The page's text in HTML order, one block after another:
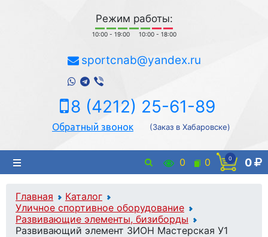
Режим работы:
10:00 - 19:00 10:00 - 18:00
sportcnab@yandex.ru
8 (4212) 25-61-89
Обратный звонок (Заказ в Хабаровске)
0 0 0 0
Главная
Каталог
Уличное спортивное оборудование
Развивающие элементы, бизиборды
Развивающий элемент ЗИОН Мастерская У1